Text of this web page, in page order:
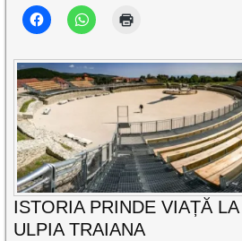
ISTORIA PRINDE VIAȚĂ LA
ULPIA TRAIANA